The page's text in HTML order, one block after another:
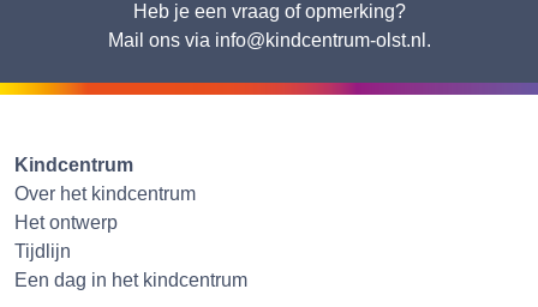
Heb je een vraag of opmerking?
Mail ons via info@kindcentrum-olst.nl.
Kindcentrum
Over het kindcentrum
Het ontwerp
Tijdlijn
Een dag in het kindcentrum